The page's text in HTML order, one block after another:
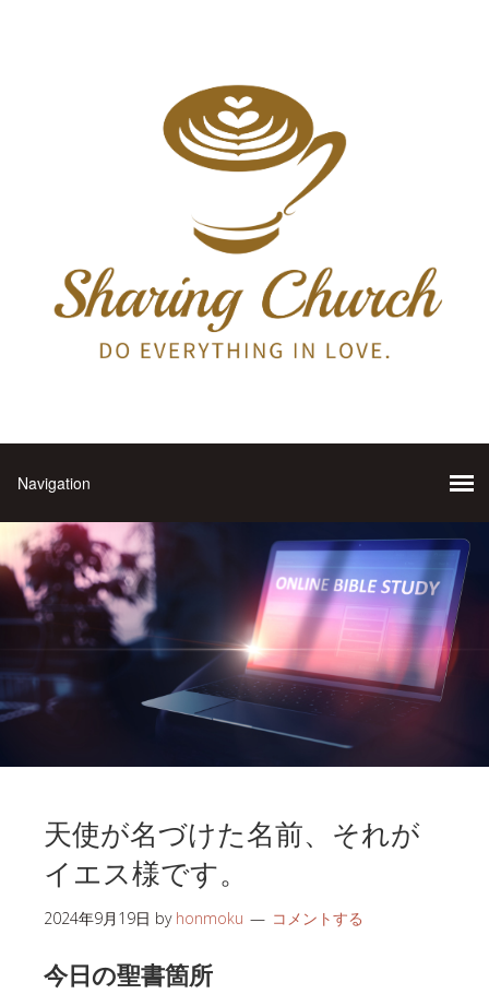
天使が名づけた名前、それが
イエス様です。
2024年9月19日 by honmoku コメントする
今日の聖書箇所